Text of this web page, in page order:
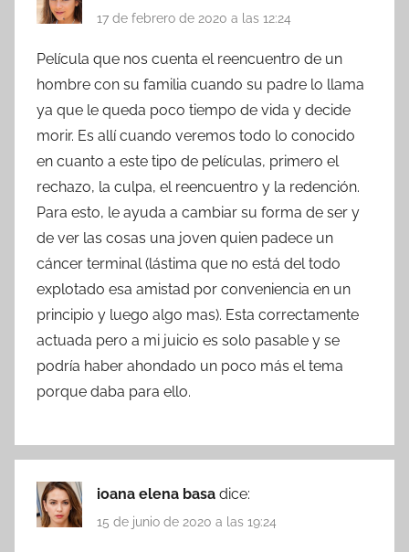
17 de febrero de 2020 a las 12:24
Película que nos cuenta el reencuentro de un
hombre con su familia cuando su padre lo llama
ya que le queda poco tiempo de vida y decide
morir. Es allí cuando veremos todo lo conocido
en cuanto a este tipo de películas, primero el
rechazo, la culpa, el reencuentro y la redención.
Para esto, le ayuda a cambiar su forma de ser y
de ver las cosas una joven quien padece un
cáncer terminal (lástima que no está del todo
explotado esa amistad por conveniencia en un
principio y luego algo mas). Esta correctamente
actuada pero a mi juicio es solo pasable y se
podría haber ahondado un poco más el tema
porque daba para ello.
ioana elena basa dice:
15 de junio de 2020 a las 19:24